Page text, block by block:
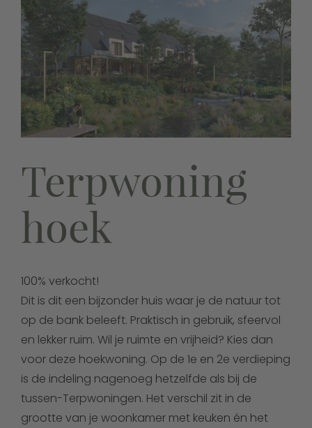
Terpwoning
hoek
100% verkocht!
Dit is dit een bijzonder huis waar je de natuur tot
op de bank beleeft. Praktisch in gebruik, sfeervol
en lekker ruim. Wil je ruimte en vrijheid? Kies dan
voor deze hoekwoning. Op de 1e en 2e verdieping
is de indeling nagenoeg hetzelfde als bij de
tussen-Terpwoningen. Het verschil zit in de
grootte van je woonkamer met keuken én het